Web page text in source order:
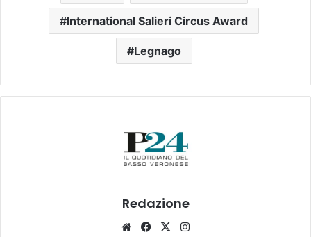
International Salieri Circus Award
Legnago
Redazione
WebsiteFacebook
X